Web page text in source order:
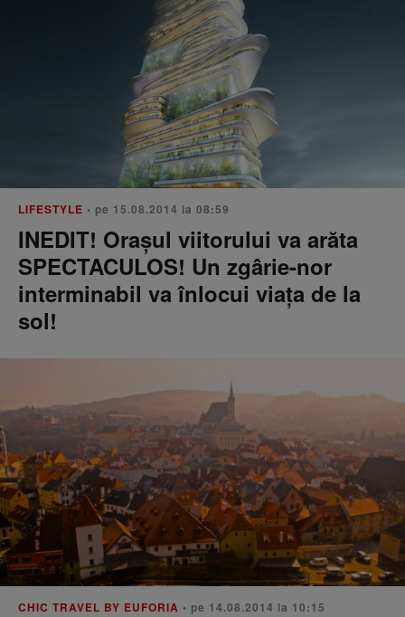
LIFESTYLE • pe 15.08.2014 la 08:59
INEDIT! Orașul viitorului va arăta
SPECTACULOS! Un zgârie-nor
interminabil va înlocui viața de la
sol!
CHIC TRAVEL BY EUFORIA • pe 14.08.2014 la 10:15